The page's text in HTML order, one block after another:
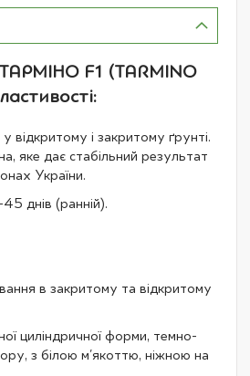
F1 (TARMINO
і закритому ґрунті.
яке дає стабільний результат
України.
днів (ранній).
в закритому та відкритому
циліндричної форми, темно-
з білою м'якоттю, ніжною на